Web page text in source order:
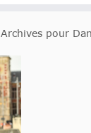
Archives pour